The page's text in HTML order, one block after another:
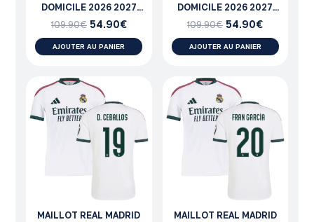
DOMICILE 2026 2027
ASENCIO
109.90€ 54.90€
AJOUTER AU PANIER
DOMICILE 2026 2027
CARRERAS
109.90€ 54.90€
AJOUTER AU PANIER
MAILLOT REAL MADRID
MAILLOT REAL MADRID